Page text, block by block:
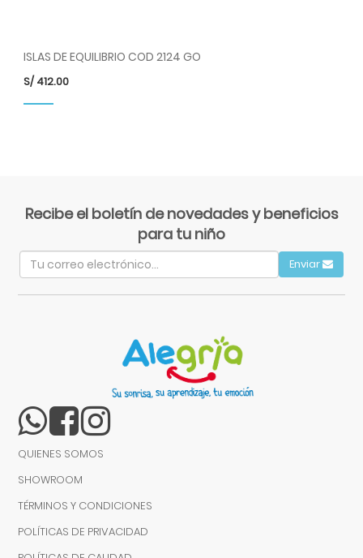
ISLAS DE EQUILIBRIO COD 2124 GO
S/ 412.00
Recibe el boletín de novedades y beneficios
para tu niño
Enviar
QUIENES SOMOS
SHOWROOM
TÉRMINOS Y CONDICIONES
POLÍTICAS DE PRIVACIDAD